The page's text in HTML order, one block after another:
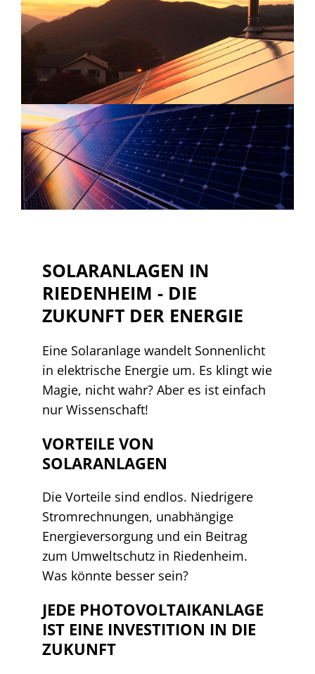
SOLARANLAGEN IN
RIEDENHEIM - DIE
ZUKUNFT DER ENERGIE
Eine Solaranlage wandelt Sonnenlicht
in elektrische Energie um. Es klingt wie
Magie, nicht wahr? Aber es ist einfach
nur Wissenschaft!
VORTEILE VON
SOLARANLAGEN
Die Vorteile sind endlos. Niedrigere
Stromrechnungen, unabhängige
Energieversorgung und ein Beitrag
zum Umweltschutz in Riedenheim.
Was könnte besser sein?
JEDE PHOTOVOLTAIKANLAGE
IST EINE INVESTITION IN DIE
ZUKUNFT